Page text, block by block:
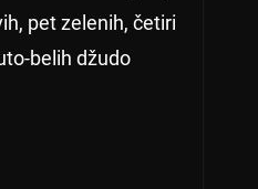
pet zelenih, četiri
belih džudo